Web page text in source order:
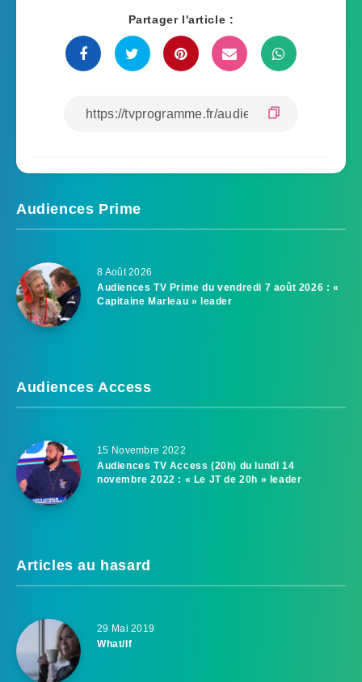
Partager l'article :
Audiences Prime
8 Août 2026
Audiences TV Prime du vendredi 7 août 2026 : «
Capitaine Marleau » leader
Audiences Access
15 Novembre 2022
Audiences TV Access (20h) du lundi 14
novembre 2022 : « Le JT de 20h » leader
Articles au hasard
29 Mai 2019
What/If